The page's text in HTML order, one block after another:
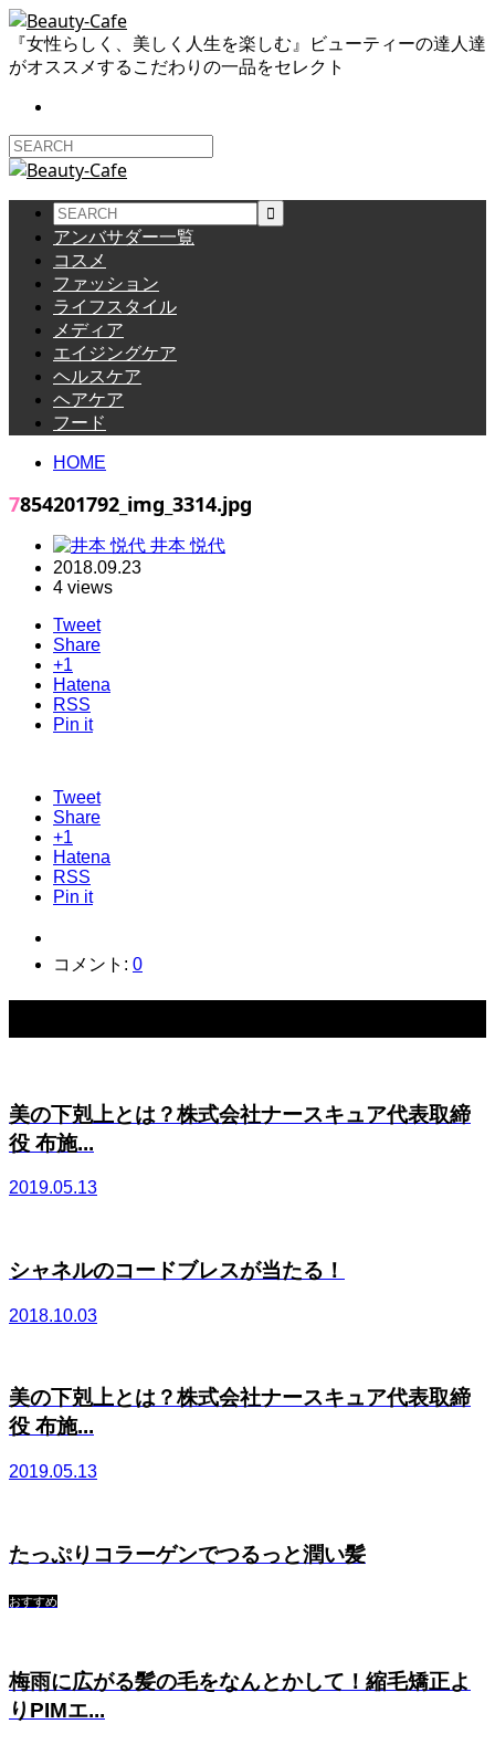
『女性らしく、美しく人生を楽しむ』ビューティーの達人達
がオススメするこだわりの一品をセレクト
アンバサダー一覧
コスメ
ファッション
ライフスタイル
メディア
エイジングケア
ヘルスケア
ヘアケア
フード
HOME
7854201792_img_3314.jpg
井本 悦代
2018.09.23
4 views
Tweet
Share
+1
Hatena
RSS
Pin it
Tweet
Share
+1
Hatena
RSS
Pin it
コメント: 0
美の下剋上とは？株式会社ナースキュア代表取締
役 布施...
2019.05.13
シャネルのコードブレスが当たる！
2018.10.03
美の下剋上とは？株式会社ナースキュア代表取締
役 布施...
2019.05.13
たっぷりコラーゲンでつるっと潤い髪
おすすめ
梅雨に広がる髪の毛をなんとかして！縮毛矯正よ
りPIMエ...